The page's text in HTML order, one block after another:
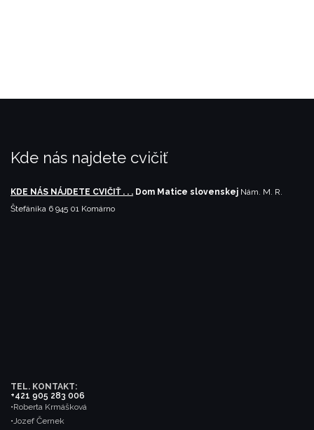
Kde nás najdete cvičiť
KDE NÁS NÁJDETE CVIČIŤ . . . Dom Matice slovenskej Nám. M. R.
Štefánika 6 945 01 Komárno
TEL. KONTAKT:
•Roberta Krmášková
+421 905 283 006
•Jozef Černek